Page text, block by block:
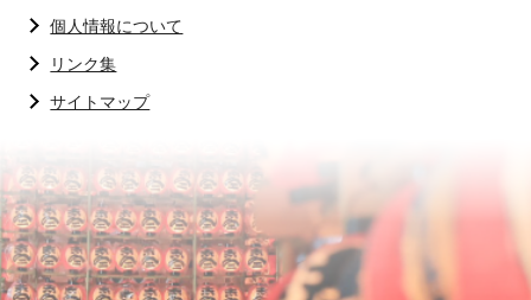
個人情報について
リンク集
サイトマップ